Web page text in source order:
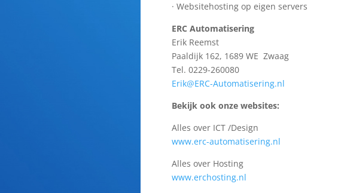
· Websitehosting op eigen servers
ERC Automatisering
Erik Reemst
Paaldijk 162, 1689 WE Zwaag
Tel. 0229-260080
Erik@ERC-Automatisering.nl
Bekijk ook onze websites:
Alles over ICT /Design
www.erc-automatisering.nl
Alles over Hosting
www.erchosting.nl